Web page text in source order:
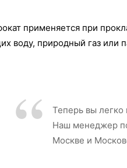
применяется при
воду, природный газ или
Теперь вы
Наш менеджер
Москве и